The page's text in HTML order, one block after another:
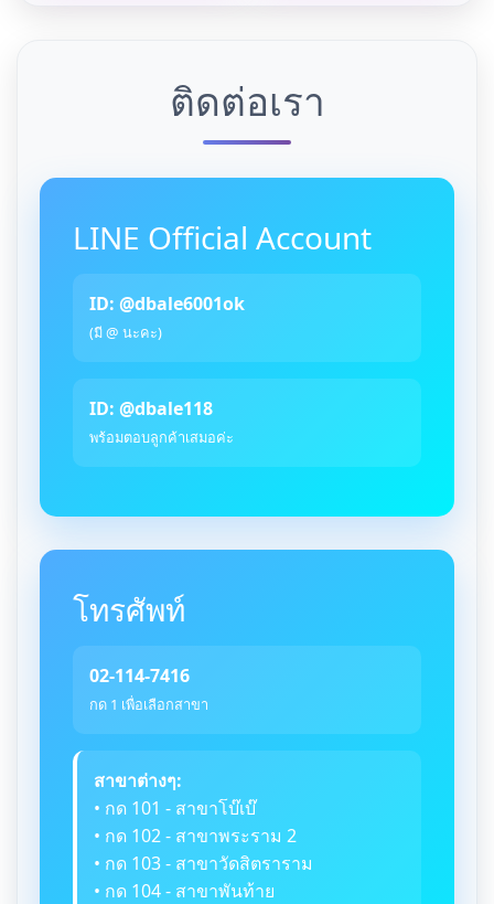
ติดต่อเรา
LINE Official Account
ID: @dbale6001ok
(มี @ นะคะ)
ID: @dbale118
พร้อมตอบลูกค้าเสมอค่ะ
โทรศัพท์
02-114-7416
กด 1 เพื่อเลือกสาขา
สาขาต่างๆ:
• กด 101 - สาขาโบ๊เบ๊
• กด 102 - สาขาพระราม 2
• กด 103 - สาขาวัดสิตราราม
• กด 104 - สาขาพันท้าย